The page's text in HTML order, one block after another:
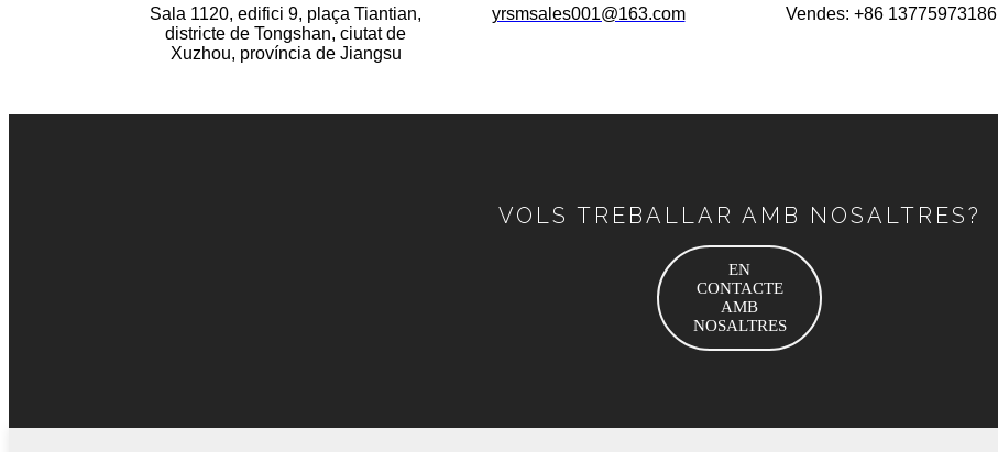
Sala 1120, edifici 9, plaça Tiantian,
districte de Tongshan, ciutat de
Xuzhou, província de Jiangsu
yrsmsales001@163.com Vendes: +86 13775973186
VOLS TREBALLAR AMB NOSALTRES?
EN
CONTACTE
AMB
NOSALTRES